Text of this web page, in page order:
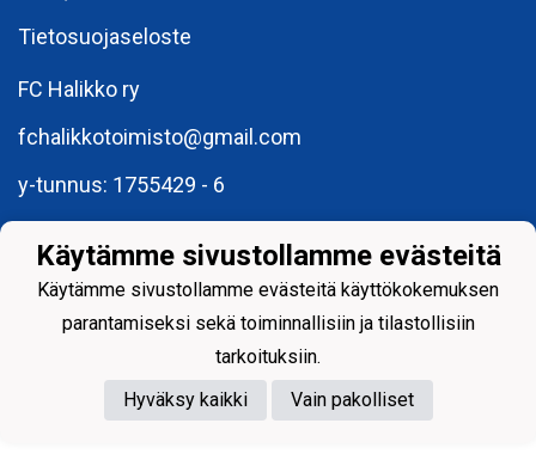
Tietosuojaseloste
FC Halikko ry
fchalikkotoimisto@gmail.com
y-tunnus: 1755429 - 6
Powered by
Käytämme sivustollamme evästeitä
Käytämme sivustollamme evästeitä käyttökokemuksen
parantamiseksi sekä toiminnallisiin ja tilastollisiin
tarkoituksiin.
Hyväksy kaikki
Vain pakolliset